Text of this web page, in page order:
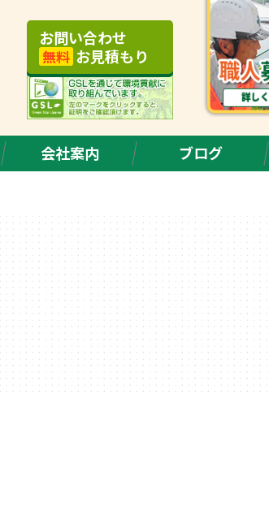
お問い合わせ
無料 お見積もり
会社案内 ブログ